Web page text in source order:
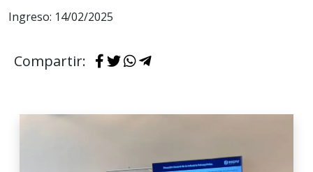
Ingreso: 14/02/2025
Compartir: